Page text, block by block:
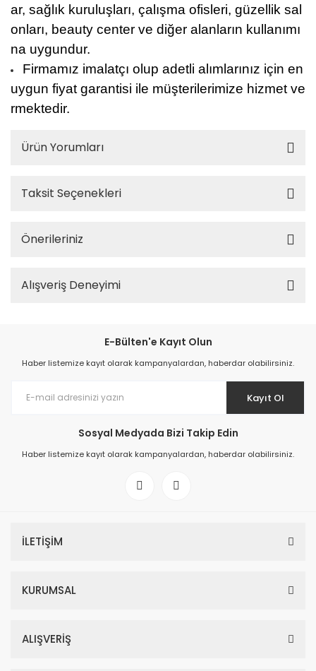
ar, sağlık kuruluşları, çalışma ofisleri, güzellik sal
onları, beauty center ve diğer alanların kullanımı
na uygundur.
Firmamız imalatçı olup adetli alımlarınız için en
uygun fiyat garantisi ile müşterilerimize hizmet ve
rmektedir.
Ürün Yorumları
Taksit Seçenekleri
Önerileriniz
Alışveriş Deneyimi
E-Bülten'e Kayıt Olun
Haber listemize kayıt olarak kampanyalardan, haberdar olabilirsiniz.
Kayıt Ol
Sosyal Medyada Bizi Takip Edin
Haber listemize kayıt olarak kampanyalardan, haberdar olabilirsiniz.
İLETİŞİM
KURUMSAL
ALIŞVERİŞ